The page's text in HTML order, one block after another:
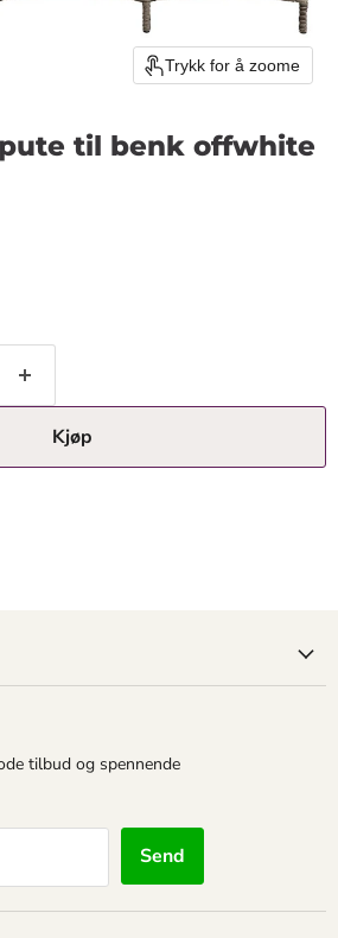
Trykk for å zoome
til benk offwhite
Kjøp
tilbud og spennende
Send